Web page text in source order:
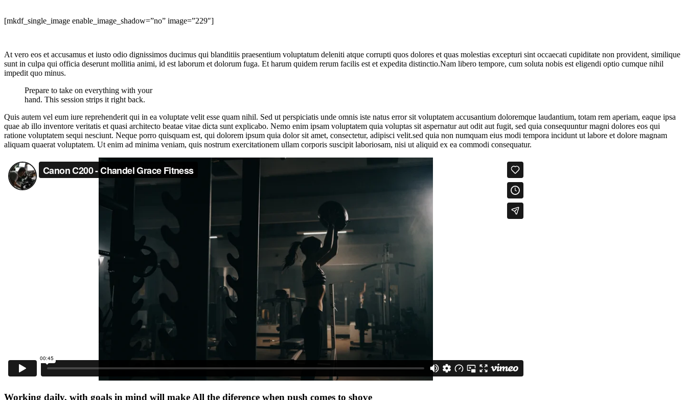
[mkdf_single_image enable_image_shadow=”no” image=”229″]
At vero eos et accusamus et iusto odio dignissimos ducimus qui blanditiis praesentium voluptatum deleniti atque corrupti quos dolores et quas molestias excepturi sint occaecati cupiditate non provident, similique
sunt in culpa qui officia deserunt mollitia animi, id est laborum et dolorum fuga. Et harum quidem rerum facilis est et expedita distinctio.Nam libero tempore, cum soluta nobis est eligendi optio cumque nihil
impedit quo minus.
Prepare to take on everything with your
hand. This session strips it right back.
Quis autem vel eum iure reprehenderit qui in ea voluptate velit esse quam nihil. Sed ut perspiciatis unde omnis iste natus error sit voluptatem accusantium doloremque laudantium, totam rem aperiam, eaque ipsa
quae ab illo inventore veritatis et quasi architecto beatae vitae dicta sunt explicabo. Nemo enim ipsam voluptatem quia voluptas sit aspernatur aut odit aut fugit, sed quia consequuntur magni dolores eos qui
ratione voluptatem sequi nesciunt. Neque porro quisquam est, qui dolorem ipsum quia dolor sit amet, consectetur, adipisci velit.sed quia non numquam eius modi tempora incidunt ut labore et dolore magnam
aliquam quaerat voluptatem. Ut enim ad minima veniam, quis nostrum exercitationem ullam corporis suscipit laboriosam, nisi ut aliquid ex ea commodi consequatur.
Working daily, with goals in mind will make All the diference when push comes to shove